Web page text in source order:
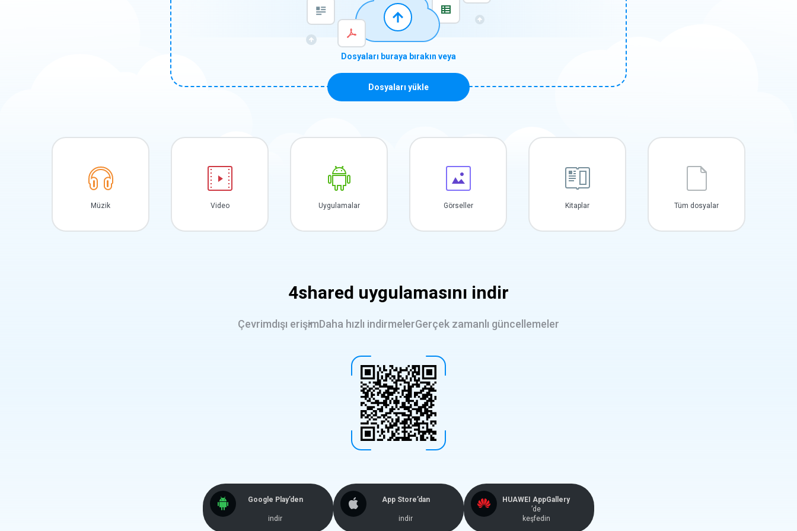
Dosyaları buraya bırakın veya
Dosyaları yükle
Müzik Video Uygulamalar Görseller Kitaplar Tüm dosyalar
4shared uygulamasını indir
Çevrimdışı erişimDaha hızlı indirmelerGerçek zamanlı güncellemeler
Google Play’den
indir
App Store’dan
indir
HUAWEI AppGallery
’de
keşfedin